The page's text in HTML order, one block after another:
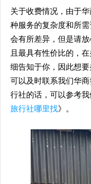
关于收费情况，由于
种服务的复杂度和所
会有所差异，但是请
且最具有性价比的，
细告知于你，因此想
可以及时联系我们华
行社的话，可以参考
旅行社哪里找》。